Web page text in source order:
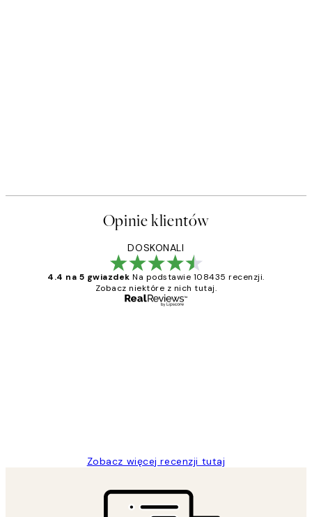
Opinie klientów
DOSKONALI
4.4 na 5 gwiazdek Na podstawie 108435 recenzji.
Zobacz niektóre z nich tutaj.
Zobacz więcej recenzji tutaj